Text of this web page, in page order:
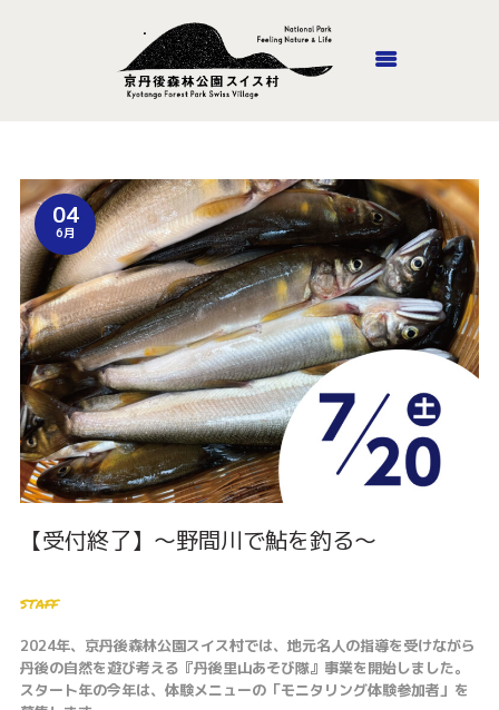
ホーム
丹後里山あそび隊
施設紹介
山頂ホテル・風のがっこう
京都
ロッジやまの家
アウトドア
アクセス
お問い合わせ
オンラインショップ
04
6月
【受付終了】～野間川で鮎を釣る～
staff
2024年、京丹後森林公園スイス村では、地元名人の指導を受けながら
丹後の自然を遊び考える『丹後里山あそび隊』事業を開始しました。
スタート年の今年は、体験メニューの「モニタリング体験参加者」を